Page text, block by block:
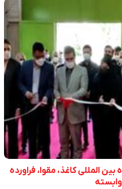
المللی کاغذ، مقوا، فراورده